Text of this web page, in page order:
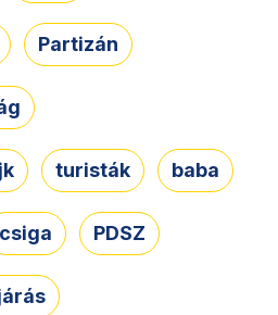
Partizán
turisták baba
csiga PDSZ